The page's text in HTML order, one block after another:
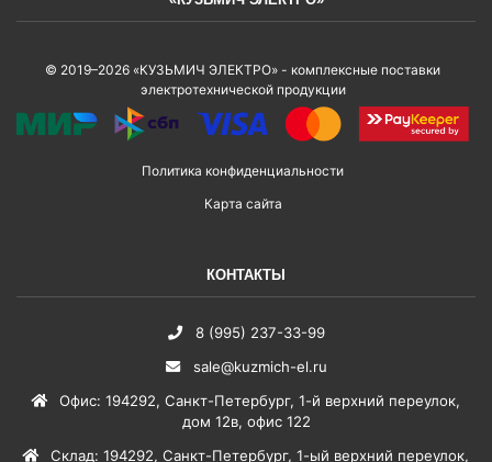
© 2019–2026 «КУЗЬМИЧ ЭЛЕКТРО» - комплексные поставки
электротехнической продукции
Политика конфиденциальности
Карта сайта
КОНТАКТЫ
8 (995) 237-33-99
sale@kuzmich-el.ru
Офис: 194292, Санкт-Петербург, 1-й верхний переулок,
дом 12в, офис 122
Склад: 194292, Санкт-Петербург, 1-ый верхний переулок,